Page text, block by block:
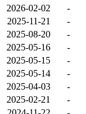
2026-02-02
-
2025-11-21
-
2025-08-20
-
2025-05-16
-
2025-05-15
-
2025-05-14
-
2025-04-03
-
2025-02-21
-